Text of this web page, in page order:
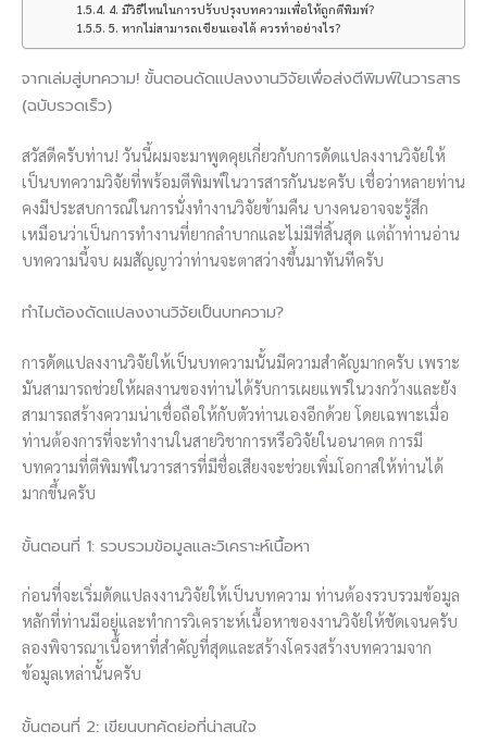
4. มีวิธีไหนในการปรับปรุงบทความเพื่อให้ถูกตีพิมพ์?
5. หากไม่สามารถเขียนเองได้ ควรทำอย่างไร?
จากเล่มสู่บทความ! ขั้นตอนดัดแปลงงานวิจัยเพื่อส่งตีพิมพ์ในวารสาร
(ฉบับรวดเร็ว)
สวัสดีครับท่าน! วันนี้ผมจะมาพูดคุยเกี่ยวกับการดัดแปลงงานวิจัยให้
เป็นบทความวิจัยที่พร้อมตีพิมพ์ในวารสารกันนะครับ เชื่อว่าหลายท่าน
คงมีประสบการณ์ในการนั่งทำงานวิจัยข้ามคืน บางคนอาจจะรู้สึก
เหมือนว่าเป็นการทำงานที่ยากลำบากและไม่มีที่สิ้นสุด แต่ถ้าท่านอ่าน
บทความนี้จบ ผมสัญญาว่าท่านจะตาสว่างขึ้นมาทันทีครับ
ทำไมต้องดัดแปลงงานวิจัยเป็นบทความ?
การดัดแปลงงานวิจัยให้เป็นบทความนั้นมีความสำคัญมากครับ เพราะ
มันสามารถช่วยให้ผลงานของท่านได้รับการเผยแพร่ในวงกว้างและยัง
สามารถสร้างความน่าเชื่อถือให้กับตัวท่านเองอีกด้วย โดยเฉพาะเมื่อ
ท่านต้องการที่จะทำงานในสายวิชาการหรือวิจัยในอนาคต การมี
บทความที่ตีพิมพ์ในวารสารที่มีชื่อเสียงจะช่วยเพิ่มโอกาสให้ท่านได้
มากขึ้นครับ
ขั้นตอนที่ 1: รวบรวมข้อมูลและวิเคราะห์เนื้อหา
ก่อนที่จะเริ่มดัดแปลงงานวิจัยให้เป็นบทความ ท่านต้องรวบรวมข้อมูล
หลักที่ท่านมีอยู่และทำการวิเคราะห์เนื้อหาของงานวิจัยให้ชัดเจนครับ
ลองพิจารณาเนื้อหาที่สำคัญที่สุดและสร้างโครงสร้างบทความจาก
ข้อมูลเหล่านั้นครับ
ขั้นตอนที่ 2: เขียนบทคัดย่อที่น่าสนใจ